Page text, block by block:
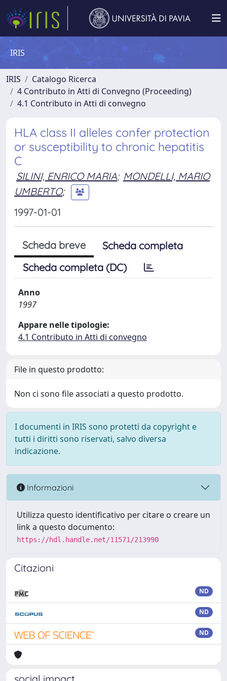
IRIS
IRIS
Catalogo Ricerca
4 Contributo in Atti di Convegno (Proceeding)
4.1 Contributo in Atti di convegno
HLA class II alleles confer protection
or susceptibility to chronic hepatitis
C
SILINI, ENRICO MARIA; MONDELLI, MARIO
UMBERTO;
1997-01-01
Scheda breve
Scheda completa
Scheda completa (DC)
Anno
1997
Appare nelle tipologie:
4.1 Contributo in Atti di convegno
File in questo prodotto:
Non ci sono file associati a questo prodotto.
I documenti in IRIS sono protetti da copyright e
tutti i diritti sono riservati, salvo diversa
indicazione.
Informazioni
Utilizza questo identificativo per citare o creare un
link a questo documento:
https://hdl.handle.net/11571/213990
Citazioni
ND
ND
ND